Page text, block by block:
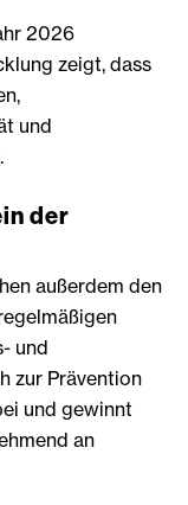
2026
zeigt, dass
und
der
außerdem den
und
zur Prävention
und gewinnt
an